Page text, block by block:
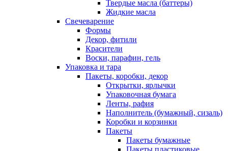
Твердые масла (баттеры)
Жидкие масла
Свечеварение
Формы
Декор, фитили
Красители
Воски, парафин, гель
Упаковка и тара
Пакеты, коробки, декор
Открытки, ярлычки
Упаковочная бумага
Ленты, рафия
Наполнитель (бумажный, сизаль)
Коробки и корзинки
Пакеты
Пакеты бумажные
Пакеты пластиковые